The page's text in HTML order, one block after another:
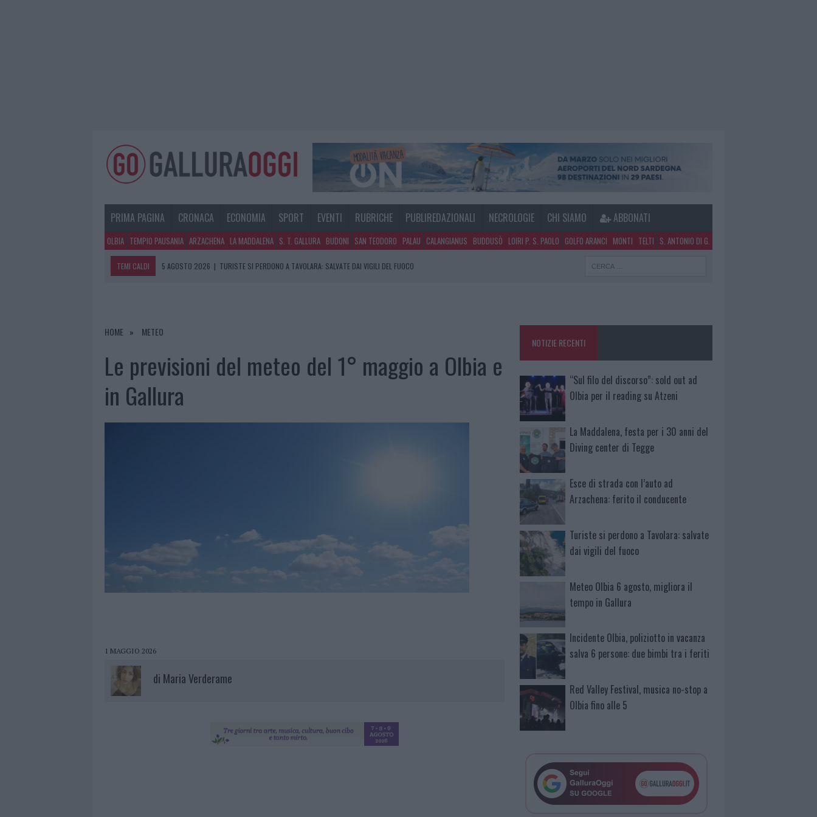
PRIMA PAGINA CRONACA ECONOMIA SPORT EVENTI RUBRICHE PUBLIREDAZIONALI NECROLOGIE CHI SIAMO ABBONATI
OLBIA TEMPIO PAUSANIA ARZACHENA LA MADDALENA S. T. GALLURA BUDONI SAN TEODORO PALAU CALANGIANUS BUDDUSÒ LOIRI P. S. PAOLO GOLFO ARANCI MONTI TELTI S. ANTONIO DI G.
TEMI CALDI 5 AGOSTO 2026 | METEO OLBIA 6 AGOSTO, MIGLIORA IL TEMPO IN GALLURA
5 AGOSTO 2026
HOME METEO
Le previsioni del meteo del 1° maggio a Olbia e
in Gallura
1 MAGGIO 2026
di Maria Verderame
NOTIZIE RECENTI
“Sul filo del discorso”: sold out ad
Olbia per il reading su Atzeni
La Maddalena, festa per i 30 anni del
Diving center di Tegge
Esce di strada con l’auto ad
Arzachena: ferito il conducente
Turiste si perdono a Tavolara: salvate
dai vigili del fuoco
Meteo Olbia 6 agosto, migliora il
tempo in Gallura
Incidente Olbia, poliziotto in vacanza
salva 6 persone: due bimbi tra i feriti
Red Valley Festival, musica no-stop a
Olbia fino alle 5